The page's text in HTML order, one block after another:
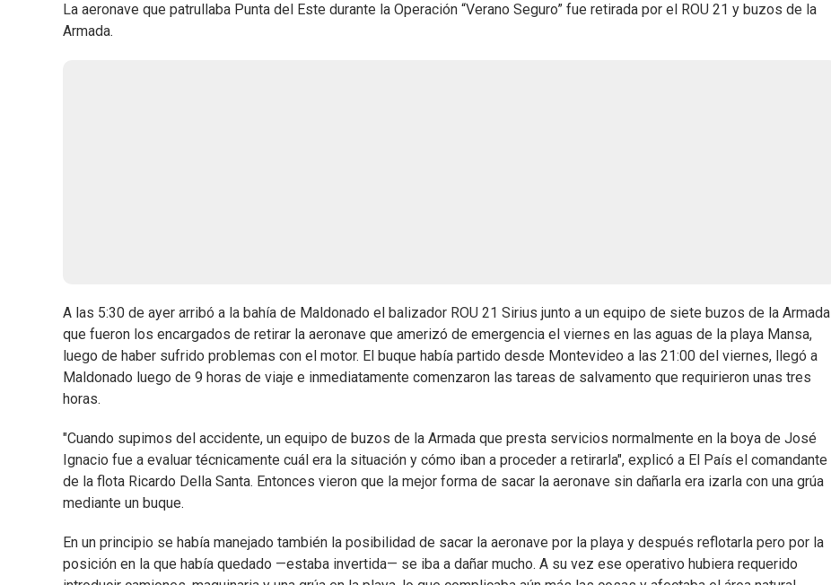
La aeronave que patrullaba Punta del Este durante la Operación “Verano Seguro” fue retirada por el ROU 21 y buzos de la
Armada.
A las 5:30 de ayer arribó a la bahía de Maldonado el balizador ROU 21 Sirius junto a un equipo de siete buzos de la Armada
que fueron los encargados de retirar la aeronave que amerizó de emergencia el viernes en las aguas de la playa Mansa,
luego de haber sufrido problemas con el motor. El buque había partido desde Montevideo a las 21:00 del viernes, llegó a
Maldonado luego de 9 horas de viaje e inmediatamente comenzaron las tareas de salvamento que requirieron unas tres
horas.
"Cuando supimos del accidente, un equipo de buzos de la Armada que presta servicios normalmente en la boya de José
Ignacio fue a evaluar técnicamente cuál era la situación y cómo iban a proceder a retirarla", explicó a El País el comandante
de la flota Ricardo Della Santa. Entonces vieron que la mejor forma de sacar la aeronave sin dañarla era izarla con una grúa
mediante un buque.
En un principio se había manejado también la posibilidad de sacar la aeronave por la playa y después reflotarla pero por la
posición en la que había quedado —estaba invertida— se iba a dañar mucho. A su vez ese operativo hubiera requerido